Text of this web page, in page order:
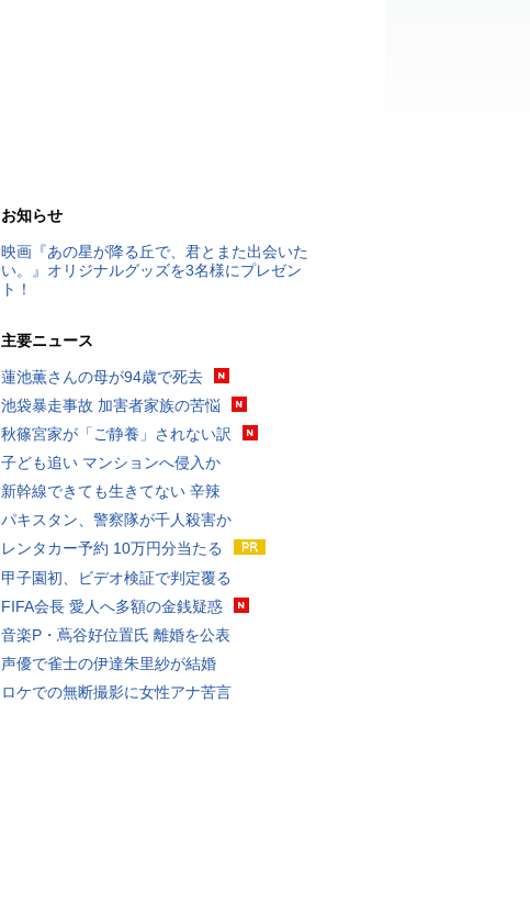
お知らせ
映画『あの星が降る丘で、君とまた出会いた
い。』オリジナルグッズを3名様にプレゼン
ト！
主要ニュース
蓮池薫さんの母が94歳で死去
池袋暴走事故 加害者家族の苦悩
秋篠宮家が「ご静養」されない訳
子ども追い マンションへ侵入か
新幹線できても生きてない 辛辣
パキスタン、警察隊が千人殺害か
レンタカー予約 10万円分当たる
甲子園初、ビデオ検証で判定覆る
FIFA会長 愛人へ多額の金銭疑惑
音楽P・蔦谷好位置氏 離婚を公表
声優で雀士の伊達朱里紗が結婚
ロケでの無断撮影に女性アナ苦言